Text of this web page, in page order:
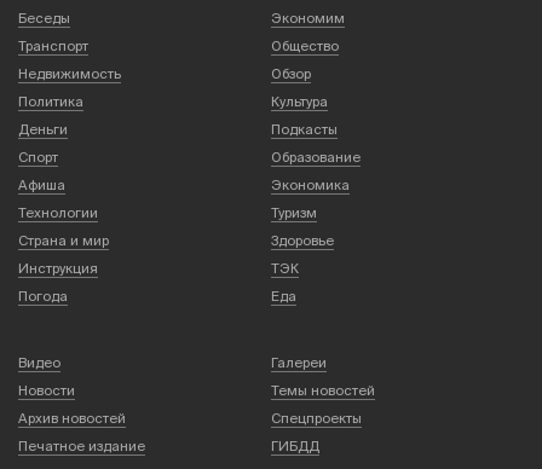
Беседы
Экономим
Транспорт
Общество
Недвижимость
Обзор
Политика
Культура
Деньги
Подкасты
Спорт
Образование
Афиша
Экономика
Технологии
Туризм
Страна и мир
Здоровье
Инструкция
ТЭК
Погода
Еда
Видео
Галереи
Новости
Темы новостей
Архив новостей
Спецпроекты
Печатное издание
ГИБДД